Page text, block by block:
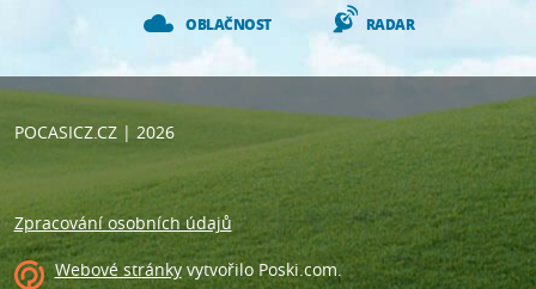
OBLAČNOST RADAR
POCASICZ.CZ| 2026
Zpracování osobních údajů
Webové stránkyvytvořilo Poski.com.